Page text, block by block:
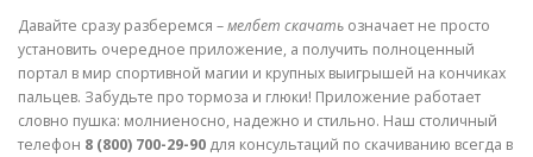
Давайте сразу разберемся –мелбет скачать означает не просто
установить очередное приложение, а получить полноценный
портал в мир спортивной магии и крупных выигрышей на кончиках
пальцев. Забудьте про тормоза и глюки! Приложение работает
словно пушка: молниеносно, надежно и стильно. Наш столичный
телефон 8 (800) 700-29-90 для консультаций по скачиванию всегда в